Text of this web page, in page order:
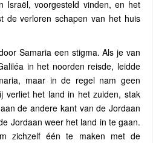
Israël, voorgesteld vinden, en het
de verloren schapen van het huis
Samaria een stigma. Als je van
in het noorden reisde, leidde
maar in de regel nam geen
verliet het land in het zuiden, stak
de andere kant van de Jordaan
Jordaan weer het land in te gaan.
zichzelf één te maken met de